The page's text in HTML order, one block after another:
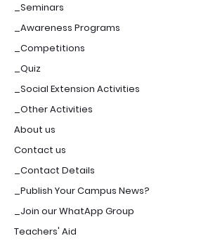
_Seminars
_Awareness Programs
_Competitions
_Quiz
_Social Extension Activities
_Other Activities
About us
Contact us
_Contact Details
_Publish Your Campus News?
_Join our WhatApp Group
Teachers' Aid